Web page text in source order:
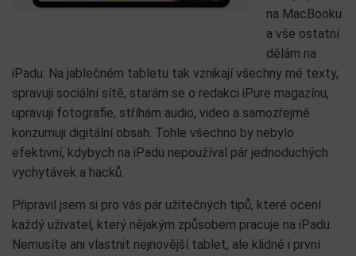
na MacBooku
a vše ostatní
dělám na
iPadu. Na jablečném tabletu tak vznikají všechny mé texty,
spravuji sociální sítě, starám se o redakci iPure magazínu,
upravuji fotografie, stříhám audio, video a samozřejmě
konzumuji digitální obsah. Tohle všechno by nebylo
efektivní, kdybych na iPadu nepoužíval pár jednoduchých
vychytávek a hacků.
Připravil jsem si pro vás pár užitečných tipů, které ocení
každý uživatel, který nějakým způsobem pracuje na iPadu.
Nemusíte ani vlastnit nejnovější tablet, ale klidně i první